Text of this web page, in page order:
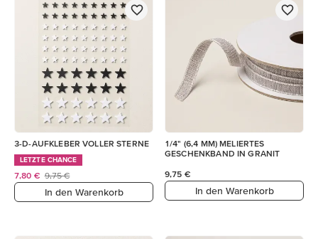
3-D-AUFKLEBER VOLLER STERNE
LETZTE CHANCE
7,80 € 9,75 €
In den Warenkorb
1/4" (6,4 MM) MELIERTES
GESCHENKBAND IN GRANIT
9,75 €
In den Warenkorb